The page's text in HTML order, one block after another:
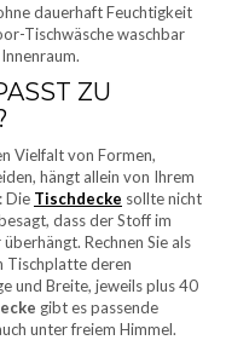
dauerhaft Feuchtigkeit
Tischwäsche waschbar
ZU
Vielfalt von Formen,
hängt allein von Ihrem
Die Tischdecke sollte nicht
dass der Stoff im
Rechnen Sie als
Tischplatte deren
und Breite, jeweils plus 40
gibt es passende
unter freiem Himmel.